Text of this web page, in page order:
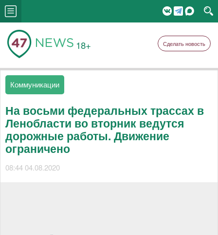
18+ Сделать новость
Коммуникации
На восьми федеральных трассах в
Ленобласти во вторник ведутся
дорожные работы. Движение
ограничено
08:44 04.08.2020